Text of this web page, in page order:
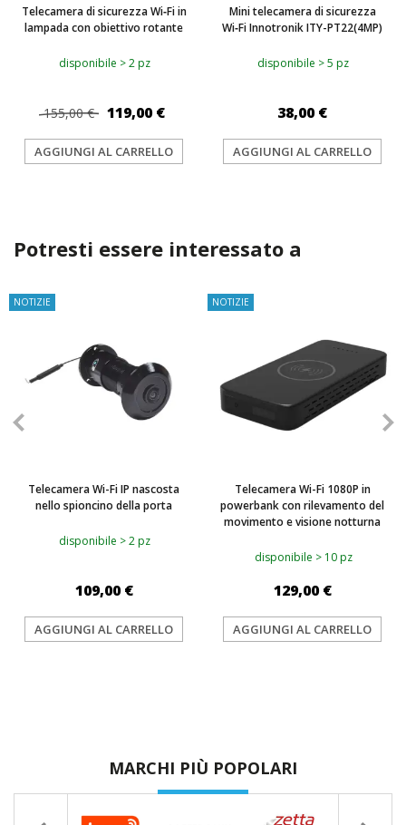
Telecamera di sicurezza Wi‑Fi in
lampada con obiettivo rotante
disponibile > 2 pz
155,00 € 119,00 €
AGGIUNGI AL CARRELLO
Mini telecamera di sicurezza
Wi‑Fi Innotronik ITY-PT22(4MP)
disponibile > 5 pz
38,00 €
AGGIUNGI AL CARRELLO
Potresti essere interessato a
NOTIZIE
Telecamera Wi-Fi IP nascosta
nello spioncino della porta
disponibile > 2 pz
109,00 €
AGGIUNGI AL CARRELLO
NOTIZIE
Telecamera Wi-Fi 1080P in
powerbank con rilevamento del
movimento e visione notturna
disponibile > 10 pz
129,00 €
AGGIUNGI AL CARRELLO
MARCHI PIÙ POPOLARI